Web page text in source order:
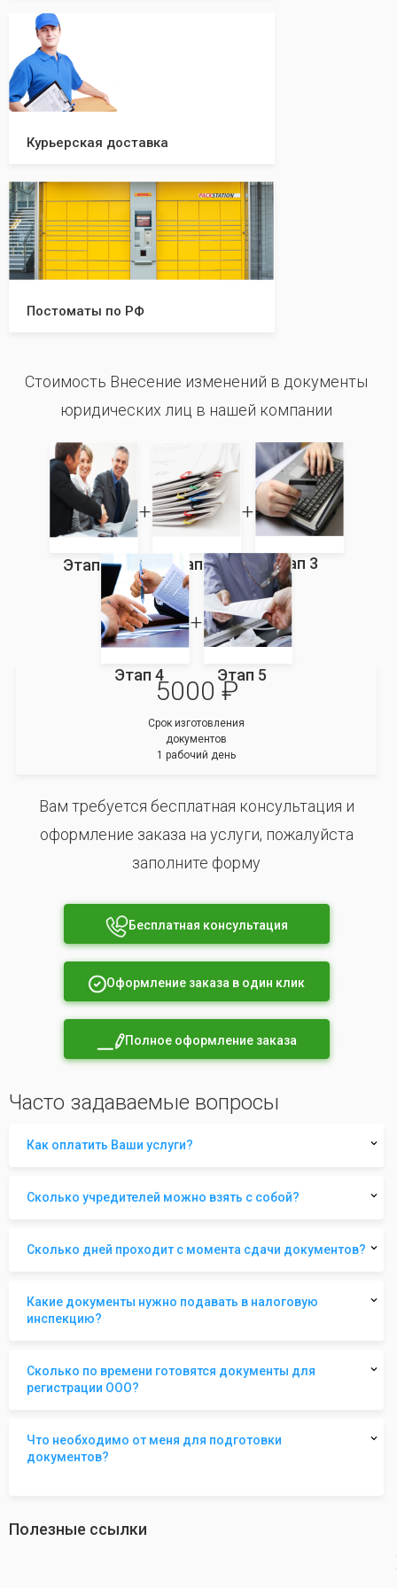
Курьерская доставка
Постоматы по РФ
Стоимость Внесение изменений в документы
юридических лиц в нашей компании
Этап 1 Этап 2 Этап 3
Этап 4 Этап 5
5000 ₽
Срок изготовления
документов
1 рабочий день
Вам требуется бесплатная консультация и
оформление заказа на услуги, пожалуйста
заполните форму
Бесплатная консультация
Оформление заказа в один клик
Полное оформление заказа
Часто задаваемые вопросы
Как оплатить Ваши услуги?
Сколько учредителей можно взять с собой?
Сколько дней проходит с момента сдачи документов?
Какие документы нужно подавать в налоговую
инспекцию?
Сколько по времени готовятся документы для
регистрации ООО?
Что необходимо от меня для подготовки
документов?
Полезные ссылки